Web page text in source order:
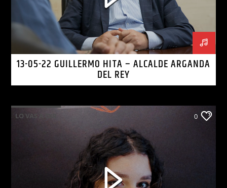
13-05-22 GUILLERMO HITA – ALCALDE ARGANDA
DEL REY
LO VAS A OIR 0